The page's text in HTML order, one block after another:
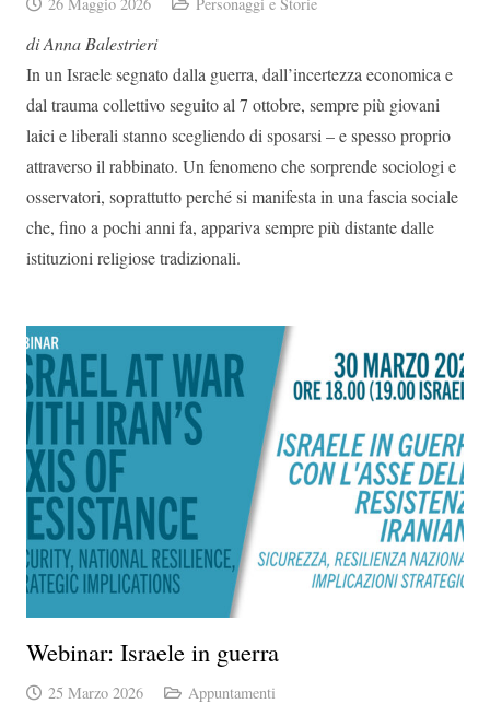
di Anna Balestrieri
In un Israele segnato dalla guerra, dall’incertezza economica e
dal trauma collettivo seguito al 7 ottobre, sempre più giovani
laici e liberali stanno scegliendo di sposarsi – e spesso proprio
attraverso il rabbinato. Un fenomeno che sorprende sociologi e
osservatori, soprattutto perché si manifesta in una fascia sociale
che, fino a pochi anni fa, appariva sempre più distante dalle
istituzioni religiose tradizionali.
Webinar: Israele in guerra
25 Marzo 2026 Appuntamenti